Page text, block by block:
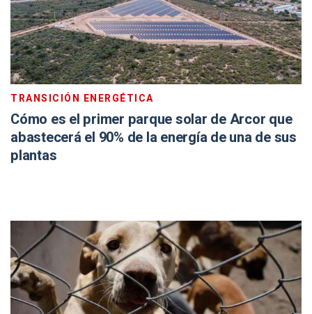
TRANSICIÓN ENERGÉTICA
Cómo es el primer parque solar de Arcor que
abastecerá el 90% de la energía de una de sus
plantas